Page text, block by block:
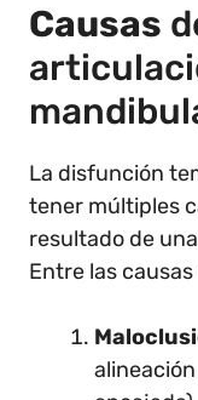
Causas
La disfunción
tener múltiples
resultado de
Entre las